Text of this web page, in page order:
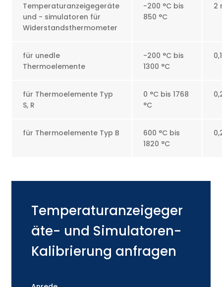
Temperaturanzeigegeräte
und - simulatoren für
Widerstandsthermometer
-200 °C bis
850 °C
2
für unedle
Thermoelemente
-200 °C bis
1300 °C
für Thermoelemente Typ
S, R
0 °C bis 1768
°C
für Thermoelemente Typ B
600 °C bis
1820 °C
Temperaturanzeigeger
äte- und Simulatoren-
Kalibrierung anfragen